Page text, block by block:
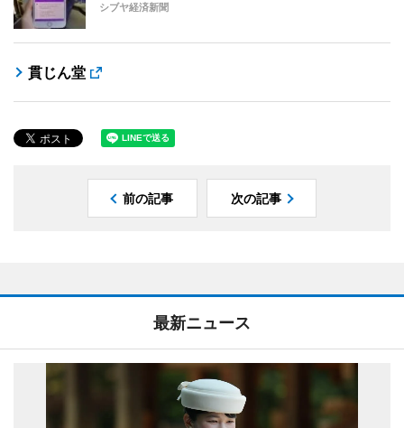
シブヤ経済新聞
貫じん堂
前の記事 次の記事
最新ニュース